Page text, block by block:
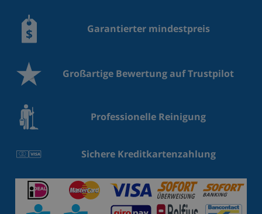
Garantierter mindestpreis
Großartige Bewertung auf Trustpilot
Professionelle Reinigung
Sichere Kreditkartenzahlung